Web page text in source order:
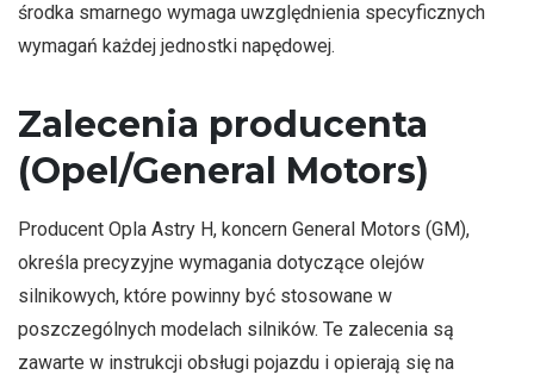
środka smarnego wymaga uwzględnienia specyficznych
wymagań każdej jednostki napędowej.
Zalecenia producenta
(Opel/General Motors)
Producent Opla Astry H, koncern General Motors (GM),
określa precyzyjne wymagania dotyczące olejów
silnikowych, które powinny być stosowane w
poszczególnych modelach silników. Te zalecenia są
zawarte w instrukcji obsługi pojazdu i opierają się na